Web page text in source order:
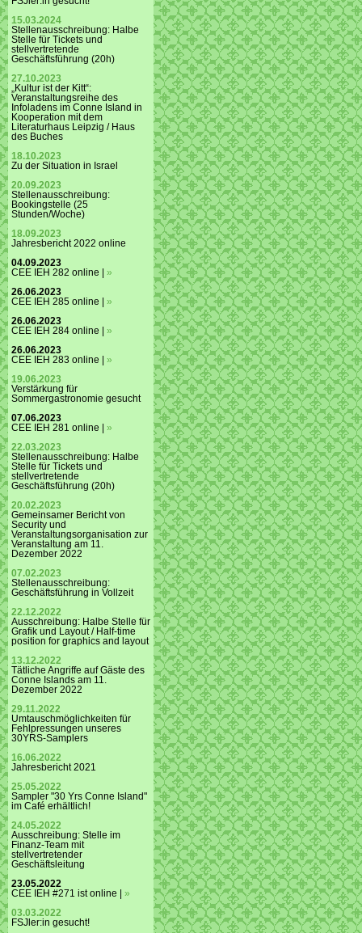
15.03.2024
Stellenausschreibung: Halbe
Stelle für Tickets und
stellvertretende
Geschäftsführung (20h)
27.10.2023
„Kultur ist der Kitt“:
Veranstaltungsreihe des
Infoladens im Conne Island in
Kooperation mit dem
Literaturhaus Leipzig / Haus
des Buches
18.10.2023
Zu der Situation in Israel
20.09.2023
Stellenausschreibung:
Bookingstelle (25
Stunden/Woche)
18.09.2023
Jahresbericht 2022 online
04.09.2023
CEE IEH 282 online | »
26.06.2023
CEE IEH 285 online | »
26.06.2023
CEE IEH 284 online | »
26.06.2023
CEE IEH 283 online | »
19.06.2023
Verstärkung für
Sommergastronomie gesucht
07.06.2023
CEE IEH 281 online | »
22.03.2023
Stellenausschreibung: Halbe
Stelle für Tickets und
stellvertretende
Geschäftsführung (20h)
20.02.2023
Gemeinsamer Bericht von
Security und
Veranstaltungsorganisation zur
Veranstaltung am 11.
Dezember 2022
07.02.2023
Stellenausschreibung:
Geschäftsführung in Vollzeit
22.12.2022
Ausschreibung: Halbe Stelle für
Grafik und Layout / Half-time
position for graphics and layout
13.12.2022
Tätliche Angriffe auf Gäste des
Conne Islands am 11.
Dezember 2022
29.11.2022
Umtauschmöglichkeiten für
Fehlpressungen unseres
30YRS-Samplers
16.06.2022
Jahresbericht 2021
25.05.2022
Sampler "30 Yrs Conne Island"
im Café erhältlich!
24.05.2022
Ausschreibung: Stelle im
Finanz-Team mit
stellvertretender
Geschäftsleitung
23.05.2022
CEE IEH #271 ist online | »
03.03.2022
FSJler:in gesucht!